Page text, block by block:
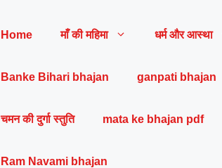
Home माँ की महिमा धर्म और आस्था
Banke Bihari bhajan ganpati bhajan
चमन की दुर्गा स्तुति mata ke bhajan pdf
Ram Navami bhajan